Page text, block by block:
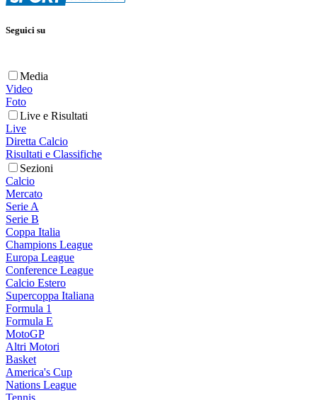
Seguici su
Media
Video
Foto
Live e Risultati
Live
Diretta Calcio
Risultati e Classifiche
Sezioni
Calcio
Mercato
Serie A
Serie B
Coppa Italia
Champions League
Europa League
Conference League
Calcio Estero
Supercoppa Italiana
Formula 1
Formula E
MotoGP
Altri Motori
Basket
America's Cup
Nations League
Tennis